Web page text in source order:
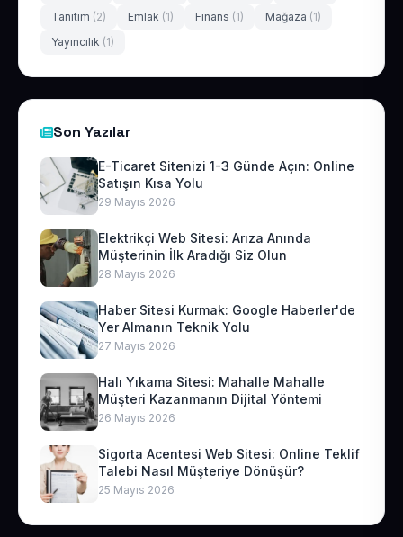
Tanıtım (2) Emlak (1) Finans (1) Mağaza (1)
Yayıncılık (1)
Son Yazılar
E-Ticaret Sitenizi 1-3 Günde Açın: Online
Satışın Kısa Yolu
29 Mayıs 2026
Elektrikçi Web Sitesi: Arıza Anında
Müşterinin İlk Aradığı Siz Olun
28 Mayıs 2026
Haber Sitesi Kurmak: Google Haberler'de
Yer Almanın Teknik Yolu
27 Mayıs 2026
Halı Yıkama Sitesi: Mahalle Mahalle
Müşteri Kazanmanın Dijital Yöntemi
26 Mayıs 2026
Sigorta Acentesi Web Sitesi: Online Teklif
Talebi Nasıl Müşteriye Dönüşür?
25 Mayıs 2026